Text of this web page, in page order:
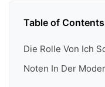
Table of Contents
Die Rolle Von Ich
Noten In Der